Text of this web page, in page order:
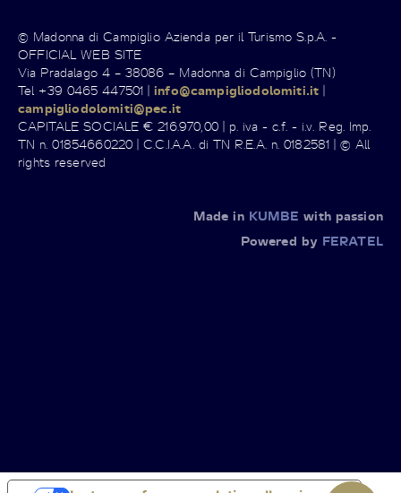
© Madonna di Campiglio Azienda per il Turismo S.p.A. -
OFFICIAL WEB SITE
Via Pradalago 4 – 38086 – Madonna di Campiglio (TN)
Tel +39 0465 447501 |info@campigliodolomiti.it |
campigliodolomiti@pec.it
CAPITALE SOCIALE € 216.970,00 | p. iva - c.f. - i.v. Reg. Imp.
TN n. 01854660220 | C.C.I.A.A. di TN R.E.A. n. 0182581 | © All
rights reserved
Made in KUMBE with passion
Powered by FERATEL